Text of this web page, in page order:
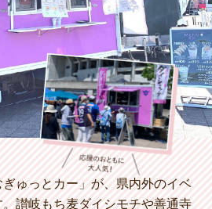
ゅっとカー」が、県内外のイベ
讃岐もち麦ダイシモチや善通寺